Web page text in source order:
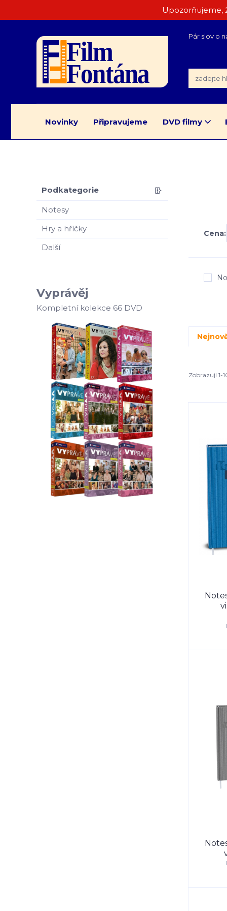
Upozorňujeme,
Pár slov o
Novinky Připravujeme DVD filmy
Podkategorie
Notesy
Hry a hříčky
Další
Vyprávěj
Kompletní kolekce 66 DVD
Cena:
Zobrazuji 1-